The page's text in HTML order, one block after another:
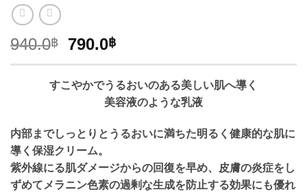
940.0฿
元
の
価
格
940.0฿
で
し
た。
790.0฿現
在
の
価
格
は
790.0฿
す。
すこやかでうるおいのある美しい肌へ導く
美容液のような乳液
内部までしっとりとうるおいに満ちた明るく健康的な肌に
導く保湿クリーム。
紫外線にる肌ダメージからの回復を早め、皮膚の炎症をし
ずめてメラニン色素の過剰な生成を防止する効果にも優れ